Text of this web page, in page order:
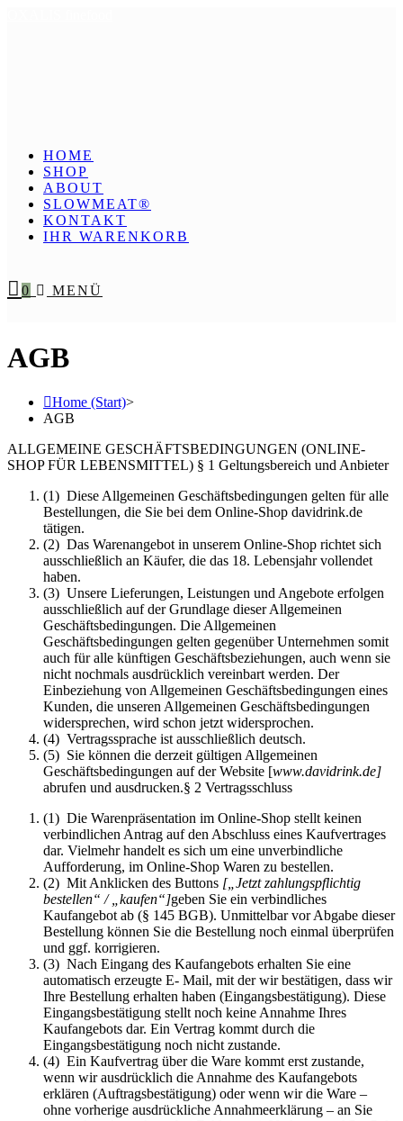
HOME
SHOP
ABOUT
SLOWMEAT®
KONTAKT
IHR WARENKORB
0 MENÜ
AGB
Home (Start)>
AGB
ALLGEMEINE GESCHÄFTSBEDINGUNGEN (ONLINE-
SHOP FÜR LEBENSMITTEL) § 1 Geltungsbereich und Anbieter
(1) Diese Allgemeinen Geschäftsbedingungen gelten für alle
Bestellungen, die Sie bei dem Online-Shop davidrink.de
tätigen.
(2) Das Warenangebot in unserem Online-Shop richtet sich
ausschließlich an Käufer, die das 18. Lebensjahr vollendet
haben.
(3) Unsere Lieferungen, Leistungen und Angebote erfolgen
ausschließlich auf der Grundlage dieser Allgemeinen
Geschäftsbedingungen. Die Allgemeinen
Geschäftsbedingungen gelten gegenüber Unternehmen somit
auch für alle künftigen Geschäftsbeziehungen, auch wenn sie
nicht nochmals ausdrücklich vereinbart werden. Der
Einbeziehung von Allgemeinen Geschäftsbedingungen eines
Kunden, die unseren Allgemeinen Geschäftsbedingungen
widersprechen, wird schon jetzt widersprochen.
(4) Vertragssprache ist ausschließlich deutsch.
(5) Sie können die derzeit gültigen Allgemeinen
Geschäftsbedingungen auf der Website [www.davidrink.de]
abrufen und ausdrucken.§ 2 Vertragsschluss
(1) Die Warenpräsentation im Online-Shop stellt keinen
verbindlichen Antrag auf den Abschluss eines Kaufvertrages
dar. Vielmehr handelt es sich um eine unverbindliche
Aufforderung, im Online-Shop Waren zu bestellen.
(2) Mit Anklicken des Buttons [„Jetzt zahlungspflichtig
bestellen“ / „kaufen“]geben Sie ein verbindliches
Kaufangebot ab (§ 145 BGB). Unmittelbar vor Abgabe dieser
Bestellung können Sie die Bestellung noch einmal überprüfen
und ggf. korrigieren.
(3) Nach Eingang des Kaufangebots erhalten Sie eine
automatisch erzeugte E- Mail, mit der wir bestätigen, dass wir
Ihre Bestellung erhalten haben (Eingangsbestätigung). Diese
Eingangsbestätigung stellt noch keine Annahme Ihres
Kaufangebots dar. Ein Vertrag kommt durch die
Eingangsbestätigung noch nicht zustande.
(4) Ein Kaufvertrag über die Ware kommt erst zustande,
wenn wir ausdrücklich die Annahme des Kaufangebots
erklären (Auftragsbestätigung) oder wenn wir die Ware –
ohne vorherige ausdrückliche Annahmeerklärung – an Sie